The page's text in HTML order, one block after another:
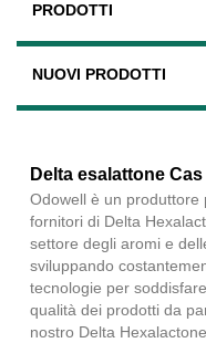
PRODOTTI
NUOVI PRODOTTI
Delta esalattone Cas
Odowell è un produttore
fornitori di Delta
settore degli aromi e
sviluppando
tecnologie per
qualità dei prodotti da
nostro Delta